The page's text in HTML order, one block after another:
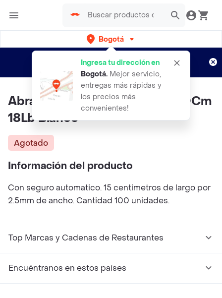
Bogotá
Ingresa tu dirección en
Bogotá. Mejor servicio,
entregas más rápidas y
los precios más
convenientes!
envíos gratis por semanas
Aplican TyC
Abrazadera Amarre Plástico 20Cm
18Lb Blanco
Agotado
Información del producto
Con seguro automatico. 15 centimetros de largo por
2.5mm de ancho. Cantidad 100 unidades.
Top Marcas y Cadenas de Restaurantes
Encuéntranos en estos países